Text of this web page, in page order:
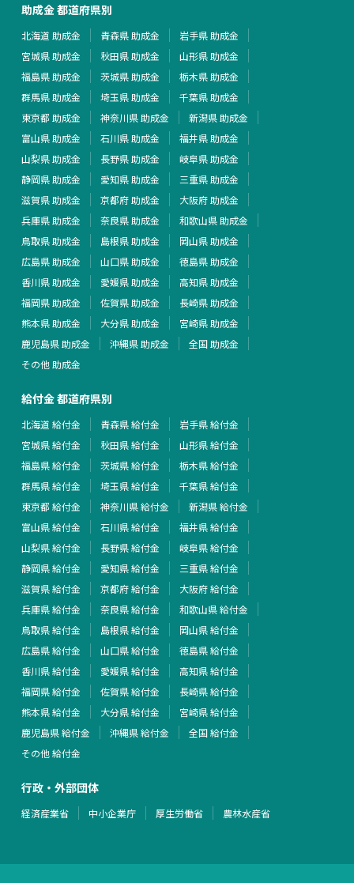
助成金 都道府県別
北海道 助成金 青森県 助成金
岩手県 助成金
宮城県 助成金
秋田県 助成金
山形県 助成金
福島県 助成金
茨城県 助成金
栃木県 助成金
群馬県 助成金
埼玉県 助成金
千葉県 助成金
東京都 助成金
神奈川県 助成金
新潟県 助成金
富山県 助成金
石川県 助成金
福井県 助成金
山梨県 助成金
長野県 助成金
岐阜県 助成金
静岡県 助成金
愛知県 助成金
三重県 助成金
滋賀県 助成金
京都府 助成金
大阪府 助成金
兵庫県 助成金
奈良県 助成金
和歌山県 助成金
鳥取県 助成金
島根県 助成金
岡山県 助成金
広島県 助成金
山口県 助成金
徳島県 助成金
香川県 助成金
愛媛県 助成金
高知県 助成金
福岡県 助成金
佐賀県 助成金
長崎県 助成金
熊本県 助成金
大分県 助成金
宮崎県 助成金
鹿児島県 助成金
沖縄県 助成金
全国 助成金
その他 助成金
給付金 都道府県別
北海道 給付金 青森県 給付金
岩手県 給付金
宮城県 給付金
秋田県 給付金
山形県 給付金
福島県 給付金
茨城県 給付金
栃木県 給付金
群馬県 給付金
埼玉県 給付金
千葉県 給付金
東京都 給付金
神奈川県 給付金
新潟県 給付金
富山県 給付金
石川県 給付金
福井県 給付金
山梨県 給付金
長野県 給付金
岐阜県 給付金
静岡県 給付金
愛知県 給付金
三重県 給付金
滋賀県 給付金
京都府 給付金
大阪府 給付金
兵庫県 給付金
奈良県 給付金
和歌山県 給付金
鳥取県 給付金
島根県 給付金
岡山県 給付金
広島県 給付金
山口県 給付金
徳島県 給付金
香川県 給付金
愛媛県 給付金
高知県 給付金
福岡県 給付金
佐賀県 給付金
長崎県 給付金
熊本県 給付金
大分県 給付金
宮崎県 給付金
鹿児島県 給付金
沖縄県 給付金
全国 給付金
その他 給付金
行政・外部団体
経済産業省 中小企業庁 厚生労働省 農林水産省